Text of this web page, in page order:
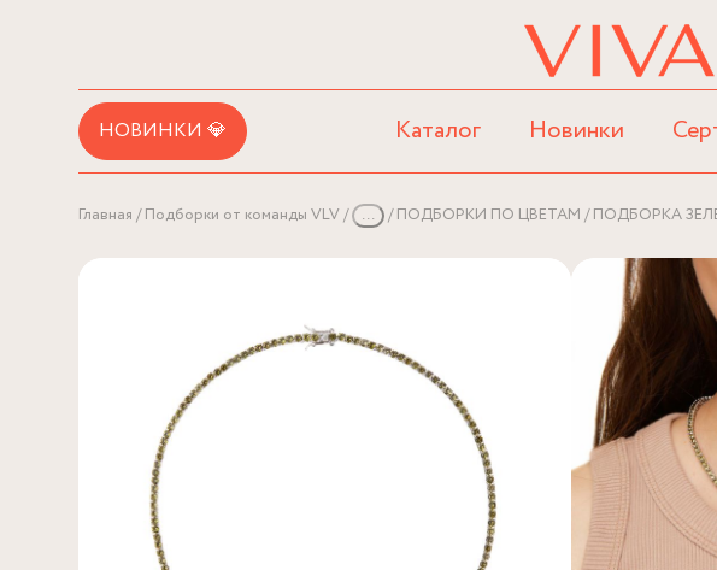
НОВИНКИ 💎 Каталог Новинки
Главная Подборки от команды VLV ... ПОДБОРКИ ПО ЦВЕТАМ ПОДБОРКА